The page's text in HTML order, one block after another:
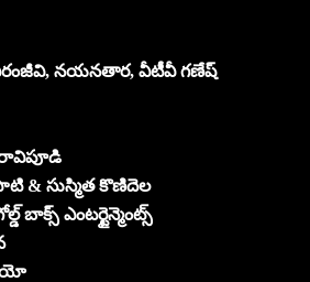
నయనతార, వీటీవీ గణేష్
రావిపూడి
& సుస్మిత కొణిదెల
బాక్స్ ఎంటర్టైన్మెంట్స్